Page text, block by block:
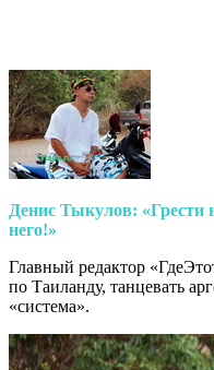
Денис Тыкулов: «Грести
него!»
Главный редактор
по Таиланду, танцевать
«система».